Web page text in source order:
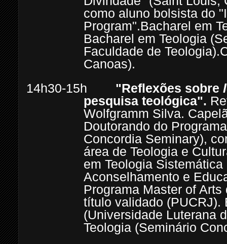
como aluno bolsista do
Program".Bacharel em
Bacharel em Teologia
Faculdade de Teologia).
Canoas).
14h30-15h "Reflexões sobre
pesquisa teológica".
Wolfgramm Silva.
Doutorando do
Concordia Seminary),
área de Teologia e
em Teologia
Aconselhamento e
Programa Master of
título validado (PUCRJ).
(Universidade Luterana
Teologia (Seminário